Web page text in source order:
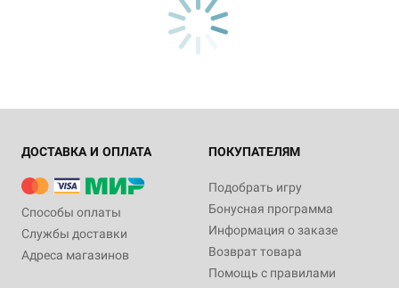
ДОСТАВКА И ОПЛАТА
Способы оплаты
Службы доставки
Адреса магазинов
ПОКУПАТЕЛЯМ
Подобрать игру
Бонусная программа
Информация о заказе
Возврат товара
Помощь с правилами